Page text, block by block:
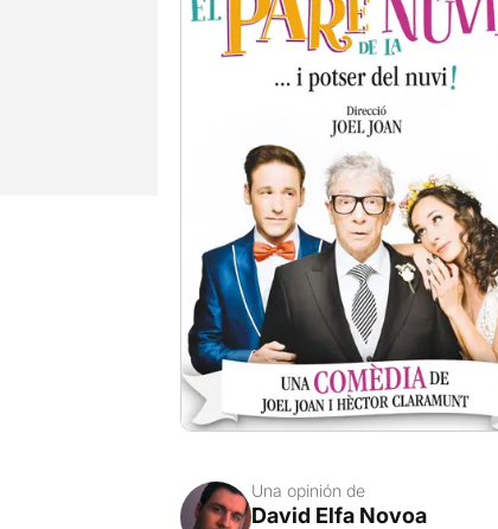
Una opinión de
David Elfa Novoa